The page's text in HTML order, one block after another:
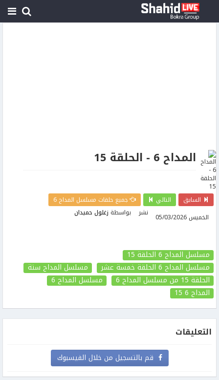
المداح 6 - الحلقة 15
السابق التالي
جميع حلقات مسلسل المداح 6
نشر
الخميس 05/03/2026 بواسطة زغلول حميدان
مسلسل المداح 6 الحلقة 15
مسلسل المداح 6 الحلقة خمسة عشر
مسلسل المداح ستة
الحلقة 15
من مسلسل المداح 6
مسلسل المداح 6
المداح 6
15
التعليقات
قم بالتسجيل من خلال الفيسبوك